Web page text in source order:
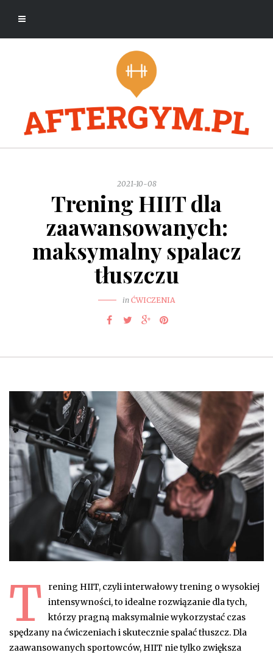
2021-10-08
Trening HIIT dla
zaawansowanych:
maksymalny spalacz
tłuszczu
in ĆWICZENIA
T
rening HIIT, czyli interwałowy trening o wysokiej
intensywności, to idealne rozwiązanie dla tych,
którzy pragną maksymalnie wykorzystać czas
spędzany na ćwiczeniach i skutecznie spalać tłuszcz. Dla
zaawansowanych sportowców, HIIT nie tylko zwiększa